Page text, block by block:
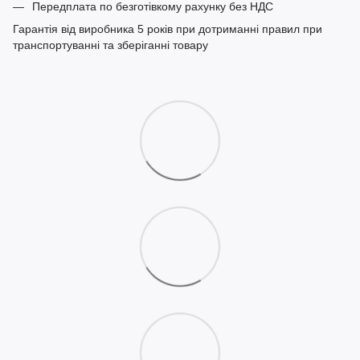
Передплата по безготівкому рахунку без НДС
Гарантія від виробника 5 років при дотриманні правил при
транспортуванні та зберіганні товару